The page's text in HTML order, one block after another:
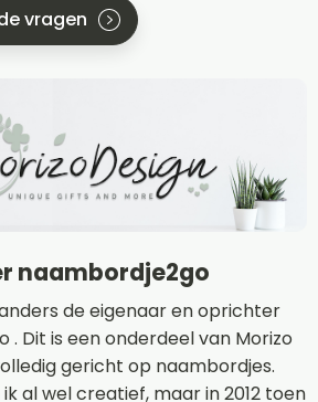
vragen
naambordje2go
de eigenaar en oprichter
. Dit is een onderdeel van Morizo
gericht op naambordjes.
al wel creatief, maar in 2012 toen